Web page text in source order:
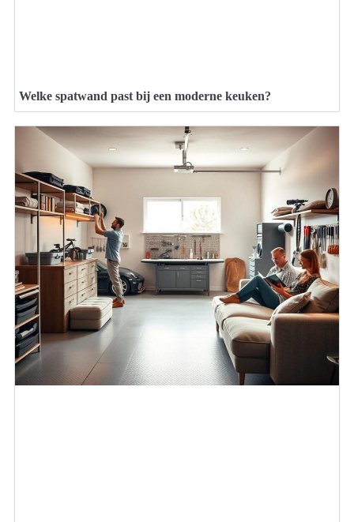
Welke spatwand past bij een moderne keuken?